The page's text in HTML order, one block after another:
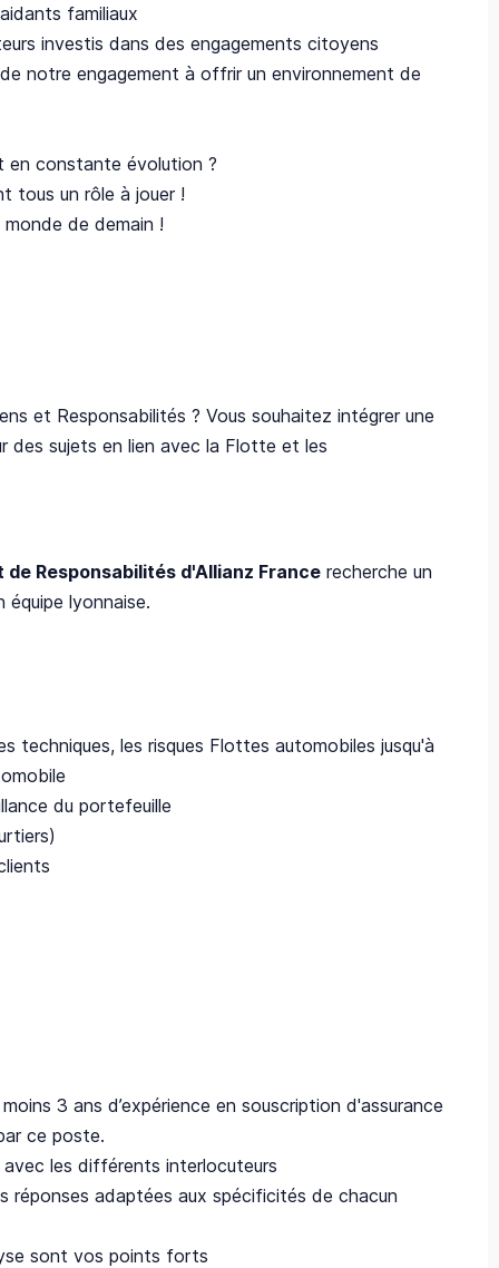
familiaux
investis dans des engagements citoyens
notre engagement à offrir un environnement de
en constante évolution ?
tous un rôle à jouer !
de demain !
et Responsabilités ? Vous souhaitez intégrer une
des sujets en lien avec la Flotte et les
Responsabilités d'Allianz France recherche un
équipe lyonnaise.
techniques, les risques Flottes automobiles jusqu'à
du portefeuille
3 ans d’expérience en souscription d'assurance
ce poste.
les différents interlocuteurs
réponses adaptées aux spécificités de chacun
sont vos points forts